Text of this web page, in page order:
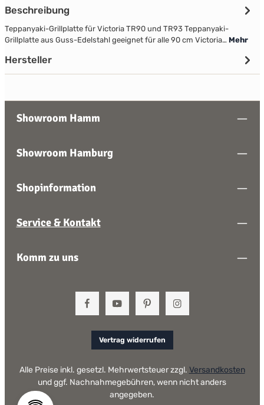
Beschreibung
Teppanyaki-Grillplatte für Victoria TR90 und TR93 Teppanyaki-
Grillplatte aus Guss-Edelstahl geeignet für alle 90 cm Victoria… Mehr
Hersteller
Showroom Hamm
Showroom Hamburg
Shopinformation
Service & Kontakt
Komm zu uns
Vertrag widerrufen
Alle Preise inkl. gesetzl. Mehrwertsteuer zzgl. Versandkosten
und ggf. Nachnahmegebühren, wenn nicht anders
angegeben.